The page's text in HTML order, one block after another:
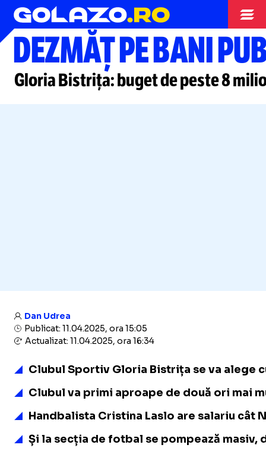
Superliga
DEZMĂȚ PE BANI
Gloria Bistrița: buget de peste 8
Dan Udrea
Publicat: 11.04.2025, ora 15:05
Actualizat: 11.04.2025, ora 16:34
Clubul Sportiv Gloria Bistrița se va alege
Clubul va primi aproape de două ori mai
Handbalista Cristina Laslo are salariu cât
Și la secția de fotbal se pompează masiv,